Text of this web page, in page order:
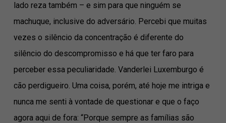
lado reza também – e sim para que ninguém se
machuque, inclusive do adversário. Percebi que muitas
vezes o silêncio da concentração é diferente do
silêncio do descompromisso e há que ter faro para
perceber essa peculiaridade. Vanderlei Luxemburgo é
cão perdigueiro. Uma coisa, porém, até hoje me intriga e
nunca me senti à vontade de questionar e que o faço
agora aqui de fora: “Porque sempre as famílias são